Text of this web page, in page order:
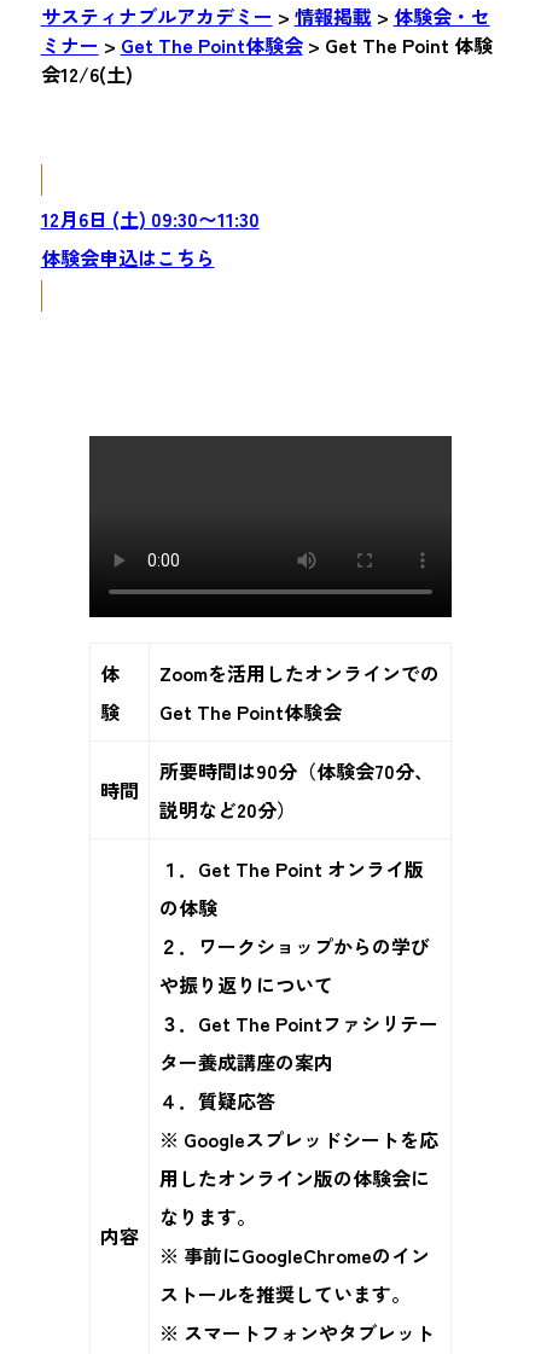
サスティナブルアカデミー > 情報掲載> 体験会・セ
ミナー > Get The Point体験会> Get The Point 体験
会12/6(土)
12月6日 (土) 09:30〜11:30
体験会申込はこちら
体
験
Zoomを活用したオンラインでの
Get The Point体験会
時間
所要時間は90分（体験会70分、
説明など20分）
内容
１．Get The Point オンライ版
の体験
２．ワークショップからの学び
や振り返りについて
３．Get The Pointファシリテー
ター養成講座の案内
４．質疑応答
※ Googleスプレッドシートを応
用したオンライン版の体験会に
なります。
※ 事前にGoogleChromeのイン
ストールを推奨しています。
※ スマートフォンやタブレット